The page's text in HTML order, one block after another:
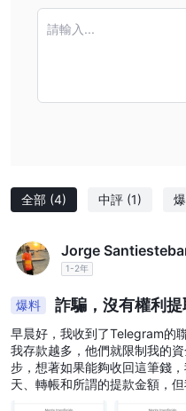
全部 (4) 中評 (1)
Jorge
1-2年
爆料 詐騙，沒有權利
早晨好，我收到了Telegram的
我存款越多，他們就限制我的
步，想著如果能夠收回這筆錢
天、轉帳和所謂的提款金額，
請輸入...